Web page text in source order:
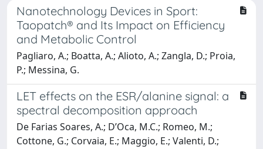
Nanotechnology Devices in Sport:
Taopatch® and Its Impact on Efficiency
and Metabolic Control
Pagliaro, A.; Boatta, A.; Alioto, A.; Zangla, D.; Proia,
P.; Messina, G.
LET effects on the ESR/alanine signal: a
spectral decomposition approach
De Farias Soares, A.; D’Oca, M.C.; Romeo, M.;
Cottone, G.; Corvaia, E.; Maggio, E.; Valenti, D.;